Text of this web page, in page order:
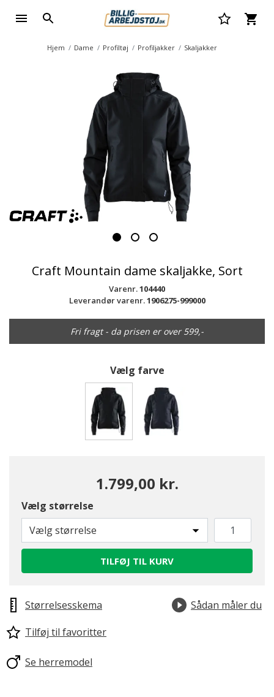
Hjem Dame Profiltøj Profiljakker Skaljakker
Craft Mountain dame skaljakke, Sort
Varenr.104440
Leverandør varenr.1906275-999000
Fri fragt - da prisen er over 599,-
Vælg farve
1.799,00 kr.
Vælg størrelse
Vælg størrelse
TILFØJ TIL KURV
Størrelsesskema
Sådan måler du
Tilføj til favoritter
Se herremodel